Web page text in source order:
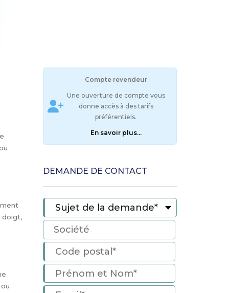
doigt,
Compte revendeur
Une ouverture de compte vous
donne accès à des tarifs
préférentiels.
En savoir plus...
DEMANDE DE CONTACT